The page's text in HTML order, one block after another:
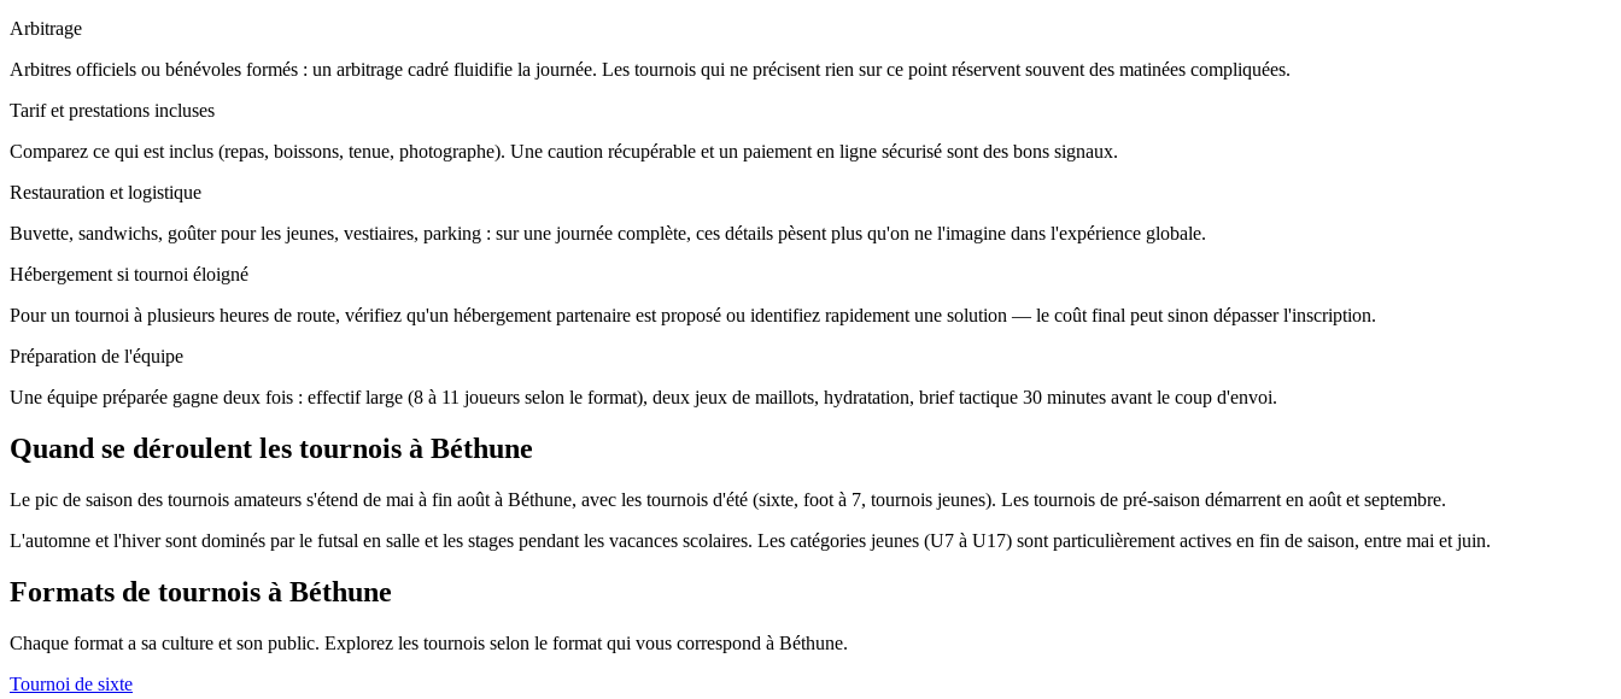
Arbitrage
Arbitres officiels ou bénévoles formés : un arbitrage cadré fluidifie la journée. Les tournois qui ne précisent rien sur ce point réservent souvent des matinées compliquées.
Tarif et prestations incluses
Comparez ce qui est inclus (repas, boissons, tenue, photographe). Une caution récupérable et un paiement en ligne sécurisé sont des bons signaux.
Restauration et logistique
Buvette, sandwichs, goûter pour les jeunes, vestiaires, parking : sur une journée complète, ces détails pèsent plus qu'on ne l'imagine dans l'expérience globale.
Hébergement si tournoi éloigné
Pour un tournoi à plusieurs heures de route, vérifiez qu'un hébergement partenaire est proposé ou identifiez rapidement une solution — le coût final peut sinon dépasser l'inscription.
Préparation de l'équipe
Une équipe préparée gagne deux fois : effectif large (8 à 11 joueurs selon le format), deux jeux de maillots, hydratation, brief tactique 30 minutes avant le coup d'envoi.
Quand se déroulent les tournois à Béthune
Le pic de saison des tournois amateurs s'étend de mai à fin août à Béthune, avec les tournois d'été (sixte, foot à 7, tournois jeunes). Les tournois de pré-saison démarrent en août et septembre.
L'automne et l'hiver sont dominés par le futsal en salle et les stages pendant les vacances scolaires. Les catégories jeunes (U7 à U17) sont particulièrement actives en fin de saison, entre mai et juin.
Formats de tournois à Béthune
Chaque format a sa culture et son public. Explorez les tournois selon le format qui vous correspond à Béthune.
Tournoi de sixte